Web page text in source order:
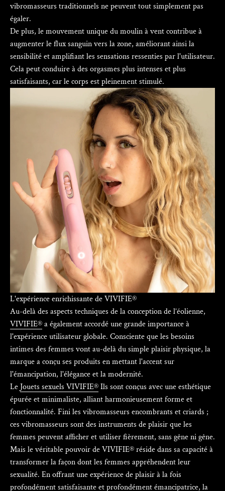
vibromasseurs traditionnels ne peuvent tout simplement pas
égaler.
De plus, le mouvement unique du moulin à vent contribue à
augmenter le flux sanguin vers la zone, améliorant ainsi la
sensibilité et amplifiant les sensations ressenties par l'utilisateur.
Cela peut conduire à des orgasmes plus intenses et plus
satisfaisants, car le corps est pleinement stimulé.
L'expérience enrichissante de VIVIFIE®
Au-delà des aspects techniques de la conception de l’éolienne,
VIVIFIE®a également accordé une grande importance à
l'expérience utilisateur globale. Consciente que les besoins
intimes des femmes vont au-delà du simple plaisir physique, la
marque a conçu ses produits en mettant l'accent sur
l'émancipation, l'élégance et la modernité.
LeJouets sexuels VIVIFIE®Ils sont conçus avec une esthétique
épurée et minimaliste, alliant harmonieusement forme et
fonctionnalité. Fini les vibromasseurs encombrants et criards ;
ces vibromasseurs sont des instruments de plaisir que les
femmes peuvent afficher et utiliser fièrement, sans gêne ni gêne.
Mais le véritable pouvoir de VIVIFIE® réside dans sa capacité à
transformer la façon dont les femmes appréhendent leur
sexualité. En offrant une expérience de plaisir à la fois
profondément satisfaisante et profondément émancipatrice, la